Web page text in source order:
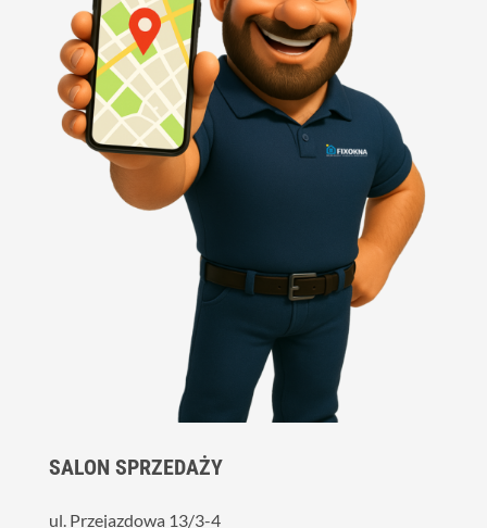
SALON SPRZEDAŻY
ul. Przejazdowa 13/3-4